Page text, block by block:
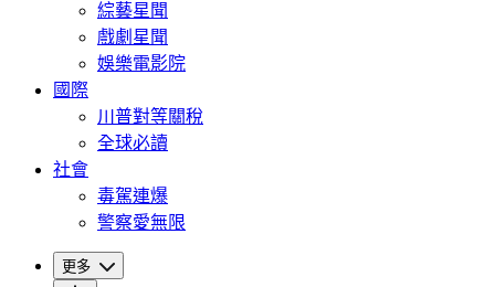
綜藝星聞
戲劇星聞
娛樂電影院
國際
川普對等關稅
全球必讀
社會
毒駕連爆
警察愛無限
更多